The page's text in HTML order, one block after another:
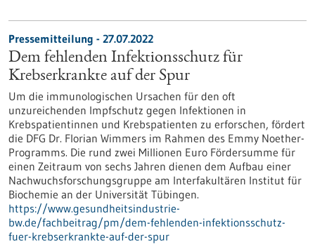
Pressemitteilung - 27.07.2022
Dem fehlenden Infektionsschutz für
Krebserkrankte auf der Spur
Um die immunologischen Ursachen für den oft
unzureichenden Impfschutz gegen Infektionen in
Krebspatientinnen und Krebspatienten zu erforschen, fördert
die DFG Dr. Florian Wimmers im Rahmen des Emmy Noether-
Programms. Die rund zwei Millionen Euro Fördersumme für
einen Zeitraum von sechs Jahren dienen dem Aufbau einer
Nachwuchsforschungsgruppe am Interfakultären Institut für
Biochemie an der Universität Tübingen.
https://www.gesundheitsindustrie-
bw.de/fachbeitrag/pm/dem-fehlenden-infektionsschutz-
fuer-krebserkrankte-auf-der-spur